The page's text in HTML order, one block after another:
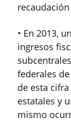
• En 2013,
ingresos
federales
de esta
estatales y
mismo